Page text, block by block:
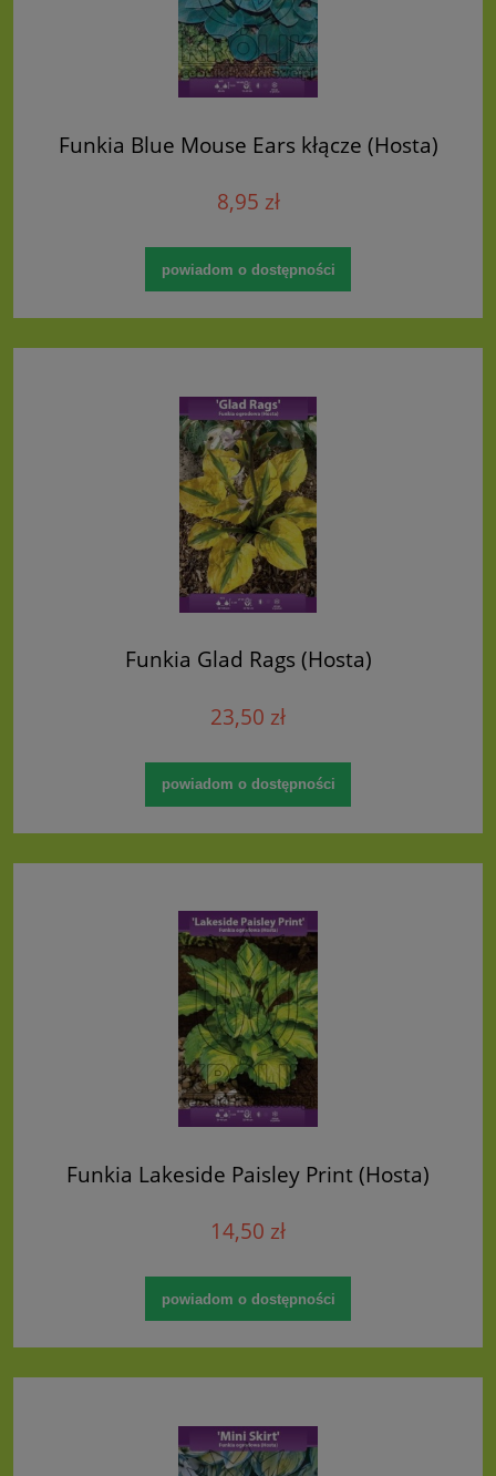
Funkia Blue Mouse Ears kłącze (Hosta)
8,95 zł
powiadom o dostępności
Funkia Glad Rags (Hosta)
23,50 zł
powiadom o dostępności
Funkia Lakeside Paisley Print (Hosta)
14,50 zł
powiadom o dostępności